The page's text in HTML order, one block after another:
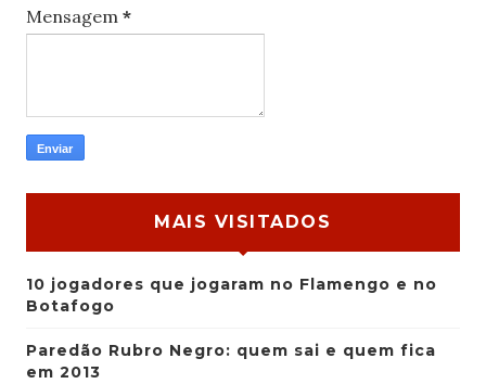
Mensagem *
MAIS VISITADOS
10 jogadores que jogaram no Flamengo e no
Botafogo
Paredão Rubro Negro: quem sai e quem fica
em 2013